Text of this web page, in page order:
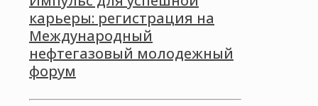
карьеры: регистрация на
Международный
нефтегазовый молодежный
форум